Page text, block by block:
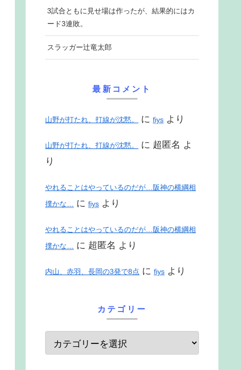
3試合ともに見せ場は作ったが、結果的にはカ
ード3連敗。
スラッガー辻竜太郎
最新コメント
山野が打たれ、打線が沈黙。 に fiys より
山野が打たれ、打線が沈黙。 に 超匿名 よ
り
やれることはやっているのだが…阪神の横綱相
撲かな… に fiys より
やれることはやっているのだが…阪神の横綱相
撲かな… に 超匿名 より
内山、赤羽、長岡の3発で8点 に fiys より
カテゴリー